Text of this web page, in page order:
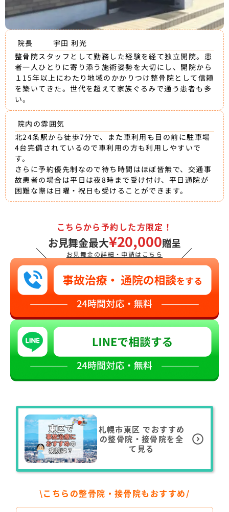
院長
宇田 利光
整骨院スタッフとして勤務した経験を経て独立開院。患
者一人ひとりに寄り添う施術姿勢を大切にし、開院から
１15年以上にわたり地域のかかりつけ整骨院として信頼
を築いてきた。世代を超えて家族ぐるみで通う患者も多
い。
院内の雰囲気
北24条駅から徒歩7分で、また車利用も目の前に駐車場
4台完備されているので車利用の方も利用しやすいで
す。
さらに予約優先制なので待ち時間はほぼ皆無で、交通事
故患者の場合は平日は夜8時まで受け付け、平日通院が
困難な際は日曜・祝日も受けることができます。
＼
こちらから予約した方限定！
お見舞金最大¥20,000贈呈
お見舞金の詳細・申請はこちら ／
札幌市東区 でおすすめ
の整骨院・接骨院を全
て見る
\こちらの整骨院・接骨院もおすすめ/